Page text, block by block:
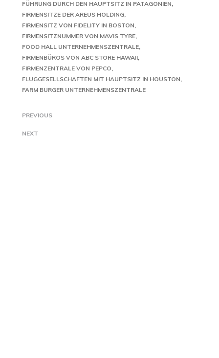
FÜHRUNG DURCH DEN HAUPTSITZ IN PATAGONIEN
FIRMENSITZE DER AREUS HOLDING
FIRMENSITZ VON FIDELITY IN BOSTON
FIRMENSITZNUMMER VON MAVIS TYRE
FOOD HALL UNTERNEHMENSZENTRALE
FIRMENBÜROS VON ABC STORE HAWAII
FIRMENZENTRALE VON PEPCO
FLUGGESELLSCHAFTEN MIT HAUPTSITZ IN HOUSTON
FARM BURGER UNTERNEHMENSZENTRALE
PREVIOUS
NEXT